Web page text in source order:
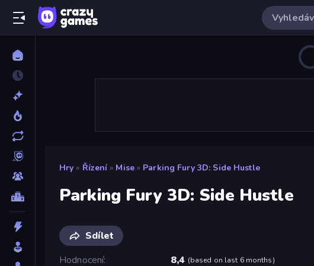
Hry » Řízení » Mise » Parking Fury 3D: Side Hustle
Parking Fury 3D: Side Hustle
Sdílet
Hodnocení
8,4 (based on last 6 months)